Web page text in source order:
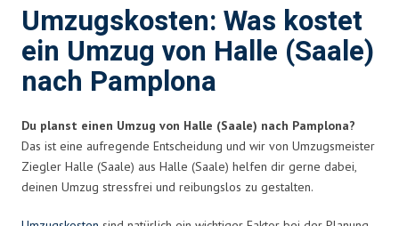
Umzugskosten: Was kostet
ein Umzug von Halle (Saale)
nach Pamplona
Du planst einen Umzug von Halle (Saale) nach Pamplona?
Das ist eine aufregende Entscheidung und wir von Umzugsmeister
Ziegler Halle (Saale) aus Halle (Saale) helfen dir gerne dabei,
deinen Umzug stressfrei und reibungslos zu gestalten.